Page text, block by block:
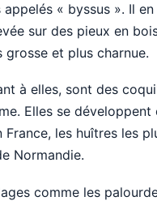
« byssus ». Il
sur des pieux en
grosse et plus charnue.
à elles, sont des
Elles se
France, les huîtres les
Normandie.
comme les